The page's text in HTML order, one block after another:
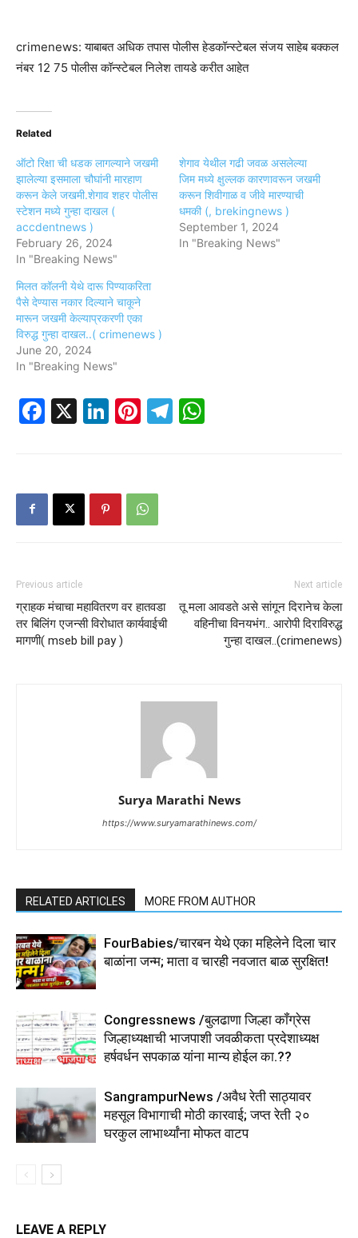
crimenews: याबाबत अधिक तपास पोलीस हेडकॉन्स्टेबल संजय साहेब बक्कल
नंबर 12 75 पोलीस कॉन्स्टेबल निलेश तायडे करीत आहेत
Related
ऑटो रिक्षा ची धडक लागल्याने जखमी
झालेल्या इसमाला चौघांनी मारहाण
करून केले जखमी.शेगाव शहर पोलीस
स्टेशन मध्ये गुन्हा दाखल (
accdentnews )
February 26, 2024
In "Breaking News"
शेगाव येथील गढी जवळ असलेल्या
जिम मध्ये क्षुल्लक कारणावरून जखमी
करून शिवीगाळ व जीवे मारण्याची
धमकी (, brekingnews )
September 1, 2024
In "Breaking News"
मिलत कॉलनी येथे दारू पिण्याकरिता
पैसे देण्यास नकार दिल्याने चाकूने
मारून जखमी केल्याप्रकरणी एका
विरुद्ध गुन्हा दाखल..( crimenews )
June 20, 2024
In "Breaking News"
Facebook
X LinkedIn
Pinterest
Telegram
Previous article
ग्राहक मंचाचा महावितरण वर हातवडा
तर बिलिंग एजन्सी विरोधात कार्यवाईची
मागणी( mseb bill pay )
Next article
तू मला आवडते असे सांगून दिरानेच केला
वहिनीचा विनयभंग.. आरोपी दिराविरुद्ध
गुन्हा दाखल..(crimenews)
Surya Marathi News
https://www.suryamarathinews.com/
RELATED ARTICLES MORE FROM AUTHOR
FourBabies/चारबन येथे एका महिलेने दिला चार
बाळांना जन्म; माता व चारही नवजात बाळ सुरक्षित!
Congressnews /बुलढाणा जिल्हा कॉंग्रेस
जिल्हाध्यक्षाची भाजपाशी जवळीकता प्रदेशाध्यक्ष
हर्षवर्धन सपकाळ यांना मान्य होईल का.??
SangrampurNews /अवैध रेती साठ्यावर
महसूल विभागाची मोठी कारवाई; जप्त रेती २०
घरकुल लाभार्थ्यांना मोफत वाटप
LEAVE A REPLY